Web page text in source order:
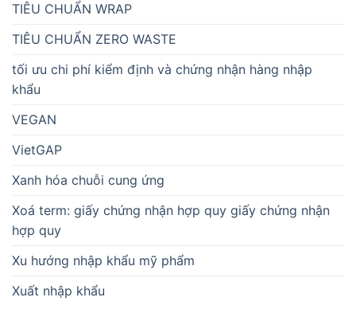
TIÊU CHUẨN WRAP
TIÊU CHUẨN ZERO WASTE
tối ưu chi phí kiểm định và chứng nhận hàng nhập
khẩu
VEGAN
VietGAP
Xanh hóa chuỗi cung ứng
Xoá term: giấy chứng nhận hợp quy giấy chứng nhận
hợp quy
Xu hướng nhập khẩu mỹ phẩm
Xuất nhập khẩu